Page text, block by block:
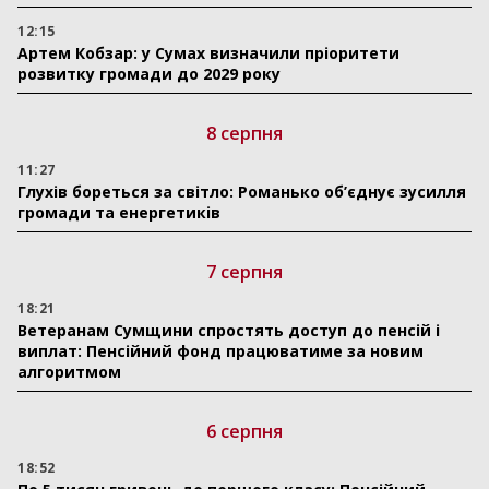
12:15
Артем Кобзар: у Сумах визначили пріоритети
розвитку громади до 2029 року
8 серпня
11:27
Глухів бореться за світло: Романько об’єднує зусилля
громади та енергетиків
7 серпня
18:21
Ветеранам Сумщини спростять доступ до пенсій і
виплат: Пенсійний фонд працюватиме за новим
алгоритмом
6 серпня
18:52